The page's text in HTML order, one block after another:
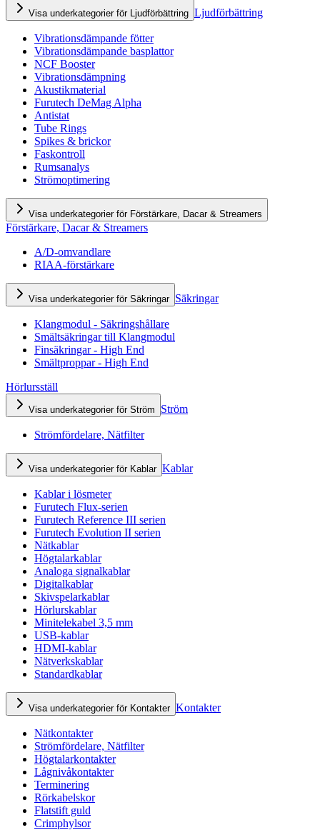
Visa underkategorier för Ljudförbättring Ljudförbättring
Vibrationsdämpande fötter
Vibrationsdämpande basplattor
NCF Booster
Vibrationsdämpning
Akustikmaterial
Furutech DeMag Alpha
Antistat
Tube Rings
Spikes & brickor
Faskontroll
Rumsanalys
Strömoptimering
Visa underkategorier för Förstärkare, Dacar & Streamers
Förstärkare, Dacar & Streamers
A/D-omvandlare
RIAA-förstärkare
Visa underkategorier för Säkringar Säkringar
Klangmodul - Säkringshållare
Smältsäkringar till Klangmodul
Finsäkringar - High End
Smältproppar - High End
Hörlursställ
Visa underkategorier för Ström Ström
Strömfördelare, Nätfilter
Visa underkategorier för Kablar Kablar
Kablar i lösmeter
Furutech Flux-serien
Furutech Reference III serien
Furutech Evolution II serien
Nätkablar
Högtalarkablar
Analoga signalkablar
Digitalkablar
Skivspelarkablar
Hörlurskablar
Minitelekabel 3,5 mm
USB-kablar
HDMI-kablar
Nätverkskablar
Standardkablar
Visa underkategorier för Kontakter Kontakter
Nätkontakter
Strömfördelare, Nätfilter
Högtalarkontakter
Lågnivåkontakter
Terminering
Rörkabelskor
Flatstift guld
Crimphylsor